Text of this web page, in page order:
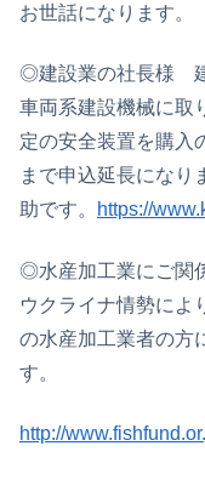
お世話になります。
◎建設業の社長様
車両系建設機械に取
定の安全装置を購入
まで申込延長になり
助です。
https://
◎水産加工業にご関
ウクライナ情勢によ
の水産加工業者の方
す。
http://